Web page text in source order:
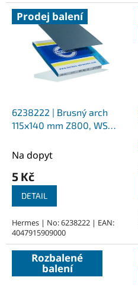
Prodej balení
6238222 | Brusný arch
115x140 mm Z800, WS
Na dopyt
5 Kč
DETAIL
Hermes | No: 6238222 | EAN:
4047915909000
Rozbalené
balení